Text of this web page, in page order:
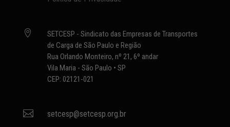

SETCESP - Sindicato das Empresas de Transportes
de Carga de São Paulo e Região
Rua Orlando Monteiro, nº 21, 6º andar
Vila Maria - São Paulo • SP
CEP: 02121-021
 setcesp@setcesp.org.br